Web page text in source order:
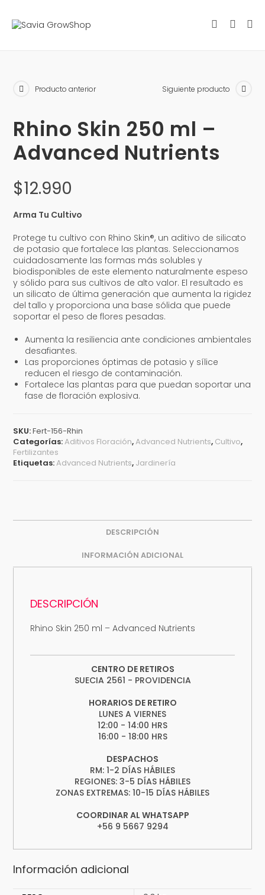
Producto anterior Siguiente producto
Rhino Skin 250 ml –
Advanced Nutrients
$12.990
Arma Tu Cultivo
Protege tu cultivo con Rhino Skin®, un aditivo de silicato
de potasio que fortalece las plantas. Seleccionamos
cuidadosamente las formas más solubles y
biodisponibles de este elemento naturalmente espeso
y sólido para sus cultivos de alto valor. El resultado es
un silicato de última generación que aumenta la rigidez
del tallo y proporciona una base sólida que puede
soportar el peso de flores pesadas.
Aumenta la resiliencia ante condiciones ambientales
desafiantes.
Las proporciones óptimas de potasio y sílice
reducen el riesgo de contaminación.
Fortalece las plantas para que puedan soportar una
fase de floración explosiva.
SKU:Fert-156-Rhin
Categorías:Aditivos Floración,Advanced Nutrients, Cultivo,
Fertilizantes
Etiquetas:Advanced Nutrients, Jardinería
DESCRIPCIÓN
INFORMACIÓN ADICIONAL
DESCRIPCIÓN
Rhino Skin 250 ml – Advanced Nutrients
CENTRO DE RETIROS
SUECIA 2561 - PROVIDENCIA
HORARIOS DE RETIRO
LUNES A VIERNES
12:00 - 14:00 HRS
16:00 - 18:00 HRS
DESPACHOS
RM: 1-2 DÍAS HÁBILES
REGIONES: 3-5 DÍAS HÁBILES
ZONAS EXTREMAS: 10-15 DÍAS HÁBILES
COORDINAR AL WHATSAPP
+56 9 5667 9294
Información adicional